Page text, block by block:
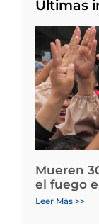
Últimas
Mueren
el fuego
Leer Más >>